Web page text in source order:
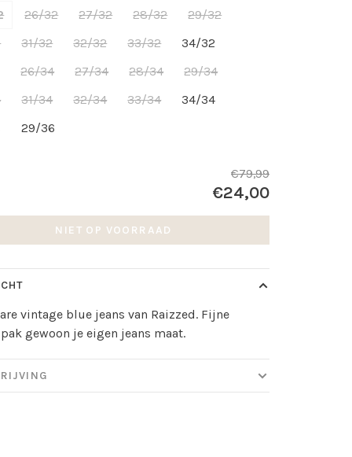
26/32 27/32 28/32
29/32
31/32 32/32 33/32
34/32
26/34 27/34 28/34
29/34
31/34 32/34 33/34
34/34
29/36
€79,99
€24,00
NIET OP VOORRAAD
vintage blue jeans van Raizzed. Fijne
gewoon je eigen jeans maat.